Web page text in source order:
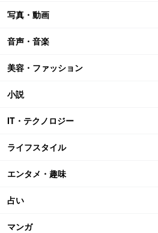
写真・動画
音声・音楽
美容・ファッション
小説
IT・テクノロジー
ライフスタイル
エンタメ・趣味
占い
マンガ